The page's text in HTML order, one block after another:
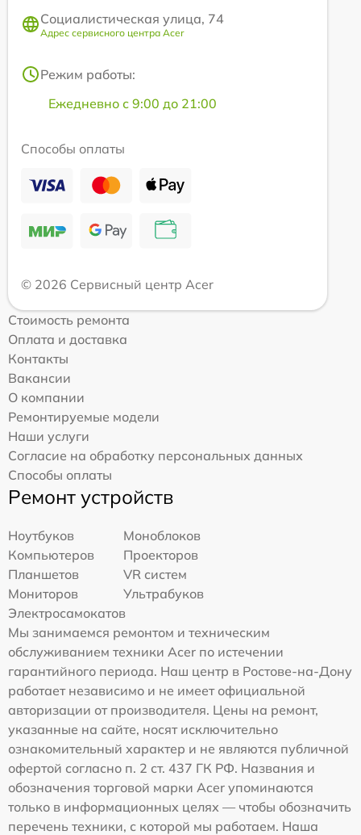
Социалистическая улица, 74
Адрес сервисного центра Acer
Режим работы:
Ежедневно с 9:00 до 21:00
Способы оплаты
© 2026 Сервисный центр Acer
Стоимость ремонта
Оплата и доставка
Контакты
Вакансии
О компании
Ремонтируемые модели
Наши услуги
Согласие на обработку персональных данных
Способы оплаты
Ремонт устройств
Ноутбуков
Моноблоков
Компьютеров
Проекторов
Планшетов
VR систем
Мониторов
Ультрабуков
Электросамокатов
Мы занимаемся ремонтом и техническим
обслуживанием техники Acer по истечении
гарантийного периода. Наш центр в Ростове-на-Дону
работает независимо и не имеет официальной
авторизации от производителя. Цены на ремонт,
указанные на сайте, носят исключительно
ознакомительный характер и не являются публичной
офертой согласно п. 2 ст. 437 ГК РФ. Названия и
обозначения торговой марки Acer упоминаются
только в информационных целях — чтобы обозначить
перечень техники, с которой мы работаем. Наша